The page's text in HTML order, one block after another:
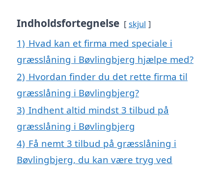
Indholdsfortegnelse skjul
1) Hvad kan et firma med speciale i
græsslåning i Bøvlingbjerg hjælpe med?
2) Hvordan finder du det rette firma til
græsslåning i Bøvlingbjerg?
3) Indhent altid mindst 3 tilbud på
græsslåning i Bøvlingbjerg
4) Få nemt 3 tilbud på græsslåning i
Bøvlingbjerg, du kan være tryg ved